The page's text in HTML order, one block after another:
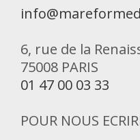
6, rue de la
75008 PARIS
01 47 00 03 33
POUR NOUS